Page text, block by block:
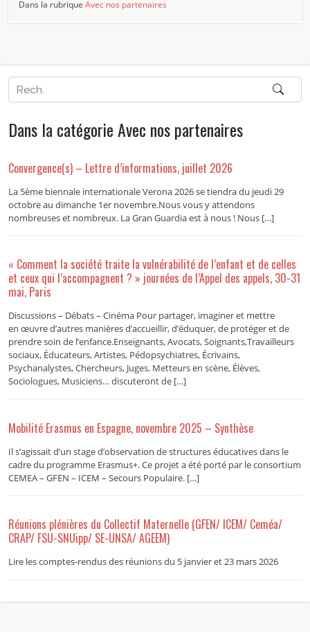
Dans la rubriqueAvec nos partenaires
Dans la catégorie Avec nos partenaires
Convergence(s) – Lettre d’informations, juillet 2026
La 5ème biennale internationale Verona 2026 se tiendra du jeudi 29
octobre au dimanche 1er novembre.Nous vous y attendons
nombreuses et nombreux. La Gran Guardia est à nous ! Nous […]
« Comment la société traite la vulnérabilité de l’enfant et de celles
et ceux qui l’accompagnent ? » journées de l’Appel des appels, 30-31
mai, Paris
Discussions – Débats – Cinéma Pour partager, imaginer et mettre
en œuvre d’autres manières d’accueillir, d’éduquer, de protéger et de
prendre soin de l’enfance.Enseignants, Avocats, Soignants,Travailleurs
sociaux, Éducateurs, Artistes, Pédopsychiatres, Écrivains,
Psychanalystes, Chercheurs, Juges, Metteurs en scène, Élèves,
Sociologues, Musiciens… discuteront de […]
Mobilité Erasmus en Espagne, novembre 2025 – Synthèse
Il s’agissait d’un stage d’observation de structures éducatives dans le
cadre du programme Erasmus+. Ce projet a été porté par le consortium
CEMEA – GFEN – ICEM – Secours Populaire. […]
Réunions plénières du Collectif Maternelle (GFEN/ ICEM/ Ceméa/
CRAP/ FSU-SNUipp/ SE-UNSA/ AGEEM)
Lire les comptes-rendus des réunions du 5 janvier et 23 mars 2026